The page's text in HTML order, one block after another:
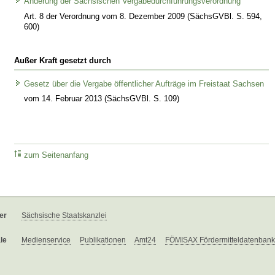
Art. 8 der Verordnung vom 8. Dezember 2009 (SächsGVBl. S. 594,
600)
Außer Kraft gesetzt durch
Gesetz über die Vergabe öffentlicher Aufträge im Freistaat Sachsen
vom 14. Februar 2013 (SächsGVBl. S. 109)
zum Seitenanfang
Sächsische Staatskanzlei
Medienservice Publikationen Amt24 FÖMISAX Fördermitteldatenbank